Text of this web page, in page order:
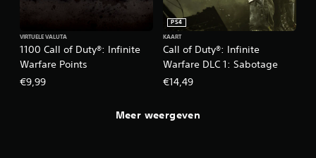
1100 Call of Duty®: Infinite
Warfare Points
VIRTUELE VALUTA
€9,99
Call of Duty®: Infinite
Warfare DLC 1: Sabotage
PS4
KAART
€14,49
Meer weergeven